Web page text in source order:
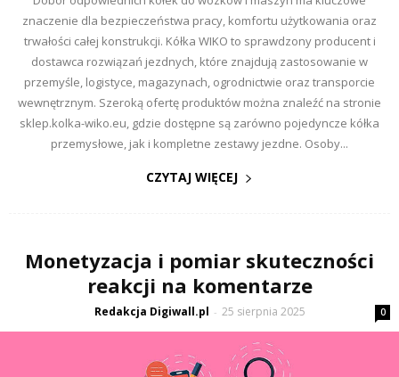
znaczenie dla bezpieczeństwa pracy, komfortu użytkowania oraz
trwałości całej konstrukcji. Kółka WIKO to sprawdzony producent i
dostawca rozwiązań jezdnych, które znajdują zastosowanie w
przemyśle, logistyce, magazynach, ogrodnictwie oraz transporcie
wewnętrznym. Szeroką ofertę produktów można znaleźć na stronie
sklep.kolka-wiko.eu, gdzie dostępne są zarówno pojedyncze kółka
przemysłowe, jak i kompletne zestawy jezdne. Osoby...
CZYTAJ WIĘCEJ
Monetyzacja i pomiar skuteczności
reakcji na komentarze
Redakcja Digiwall.pl - 25 sierpnia 2025 0